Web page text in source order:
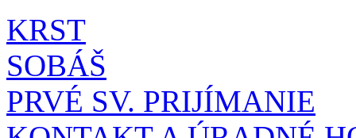
KRST
SOBÁŠ
PRVÉ SV. PRIJÍMANIE